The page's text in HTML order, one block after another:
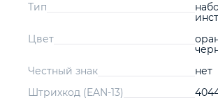
Тип
Цвет
Честный знак
нет
Штрихкод (EAN-13)